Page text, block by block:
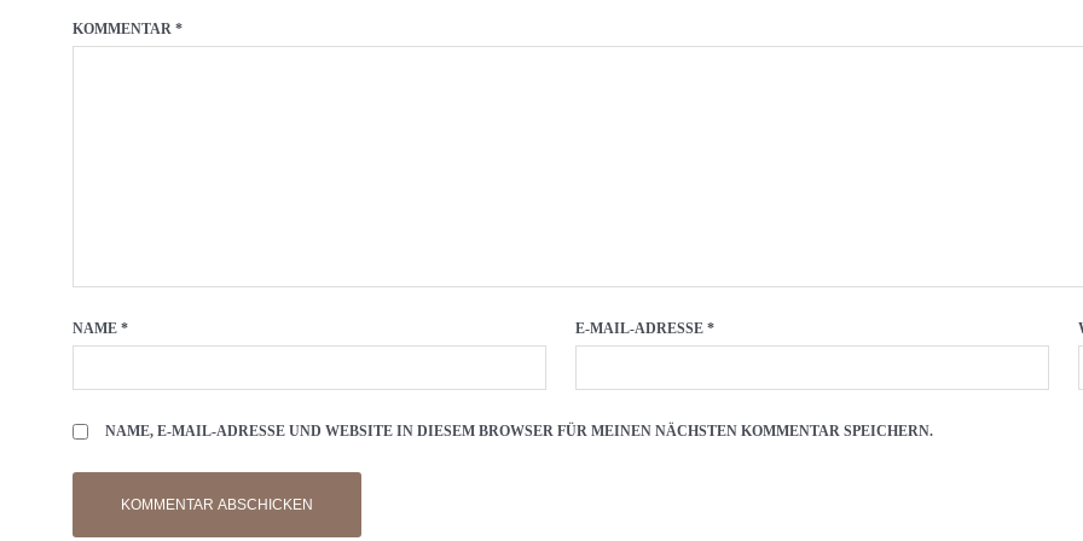
KOMMENTAR *
NAME * E-MAIL-ADRESSE*
NAME, E-MAIL-ADRESSE UND WEBSITE IN DIESEM BROWSER FÜR MEINEN NÄCHSTEN KOMMENTAR SPEICHERN.